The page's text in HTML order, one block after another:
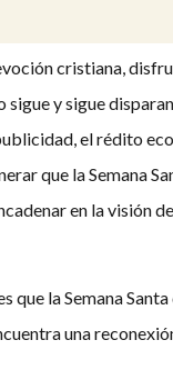
cristiana,
y sigue
el rédito
que la Semana
en la visión
que la Semana Santa
una